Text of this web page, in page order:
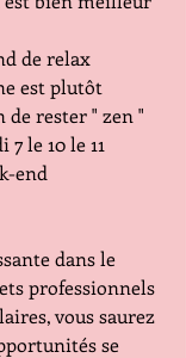
de relax
est plutôt
de rester " zen "
le 10 le 11
end
dans le
professionnels
vous saurez
se